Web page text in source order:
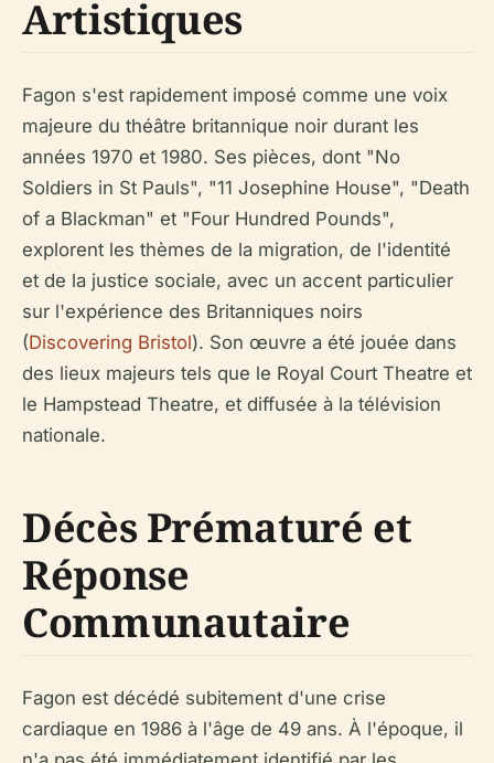
Artistiques
Fagon s'est rapidement imposé comme une voix
majeure du théâtre britannique noir durant les
années 1970 et 1980. Ses pièces, dont "No
Soldiers in St Pauls", "11 Josephine House", "Death
of a Blackman" et "Four Hundred Pounds",
explorent les thèmes de la migration, de l'identité
et de la justice sociale, avec un accent particulier
sur l'expérience des Britanniques noirs
(Discovering Bristol). Son œuvre a été jouée dans
des lieux majeurs tels que le Royal Court Theatre et
le Hampstead Theatre, et diffusée à la télévision
nationale.
Décès Prématuré et
Réponse
Communautaire
Fagon est décédé subitement d'une crise
cardiaque en 1986 à l'âge de 49 ans. À l'époque, il